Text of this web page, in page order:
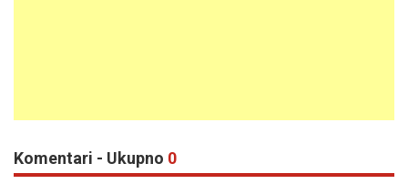
Komentari - Ukupno 0